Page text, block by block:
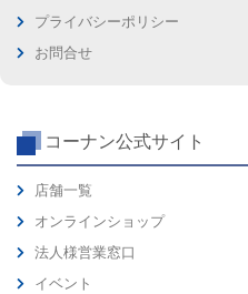
プライバシーポリシー
お問合せ
コーナン公式サイト
店舗一覧
オンラインショップ
法人様営業窓口
イベント